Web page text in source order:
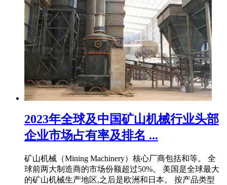
2023年全球及中国矿山机械行业头部
企业市场占有率及排名 ...
矿山机械（Mining Machinery）核心厂商包括和等。 全
球前两大制造商的市场份额超过50%。 美国是全球最大
的矿山机械生产地区,之后是欧洲和日本。 按产品类型